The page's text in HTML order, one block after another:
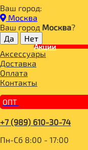
Ваш город:
Москва
Ваш город Москва?
Акции
Аксессуары
Доставка
Оплата
Контакты
ОПТ
+7 (989) 610-30-74
Пн-Сб 8:00 - 17:00
Главная
ДЛЯ ЗДОРОВОГО
ГОТОВЫЕ БЛЮДА
СУПЫ
GARNEC Суп-пюре